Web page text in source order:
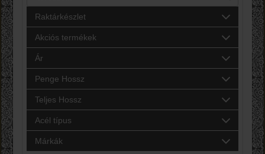
Raktárkészlet
Akciós termékek
Ár
Penge Hossz
Teljes Hossz
Acél típus
Márkák